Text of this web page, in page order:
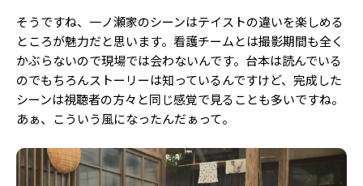
そうですね、一ノ瀬家のシーンはテイストの違いを楽しめる
ところが魅力だと思います。看護チームとは撮影期間も全く
かぶらないので現場では会わないんです。台本は読んでいる
のでもちろんストーリーは知っているんですけど、完成した
シーンは視聴者の方々と同じ感覚で見ることも多いですね。
あぁ、こういう風になったんだぁって。